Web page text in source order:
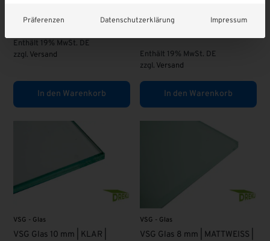
63,00€
Enthält 19% MwSt. DE
zzgl. Versand
In den Warenkorb
Enthält 19% MwSt. DE
zzgl. Versand
In den Warenkorb
VSG - Glas
VSG Glas 10 mm | KLAR |
VSG - Glas
VSG Glas 8 mm | MATTWEISS |
Präferenzen Datenschutzerklärung Impressum